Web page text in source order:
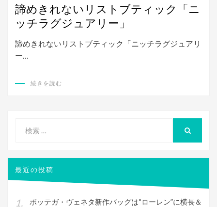
稿
日:
諦めきれないリストブティック「ニ
ッチラグジュアリー」
諦めきれないリストブティック「ニッチラグジュアリ
ー…
続きを読む
象:
最近の投稿
ボッテガ・ヴェネタ新作バッグは“ローレン”に横長＆